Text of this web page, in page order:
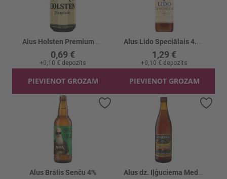
0,69 €
+0,10 € depozīts
PIEVIENOT GROZAM
1,29 €
+0,10 € depozīts
PIEVIENOT GROZAM
Alus Brālis Senču 4%
Pievienot vēlmju sarakstam